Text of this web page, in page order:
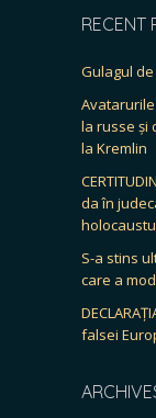
RECENT
Gulagul
la russe și
la Kremlin
da în
S-a stins
care a
falsei